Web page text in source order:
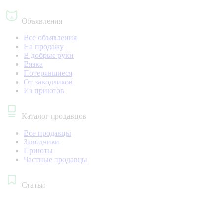
Объявления
Все объявления
На продажу
В добрые руки
Вязка
Потерявшиеся
От заводчиков
Из приютов
Каталог продавцов
Все продавцы
Заводчики
Приюты
Частные продавцы
Статьи